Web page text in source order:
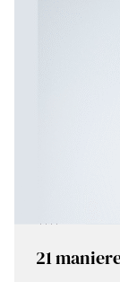
21